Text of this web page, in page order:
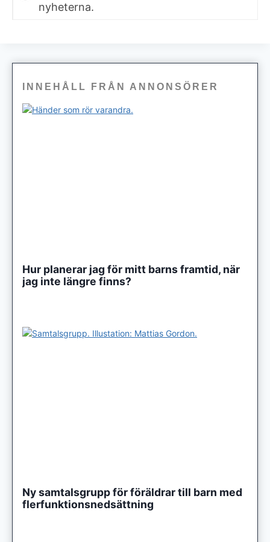
nyheterna.
INNEHÅLL FRÅN ANNONSÖRER
Hur planerar jag för mitt barns framtid, när
jag inte längre finns?
Ny samtalsgrupp för föräldrar till barn med
flerfunktionsnedsättning